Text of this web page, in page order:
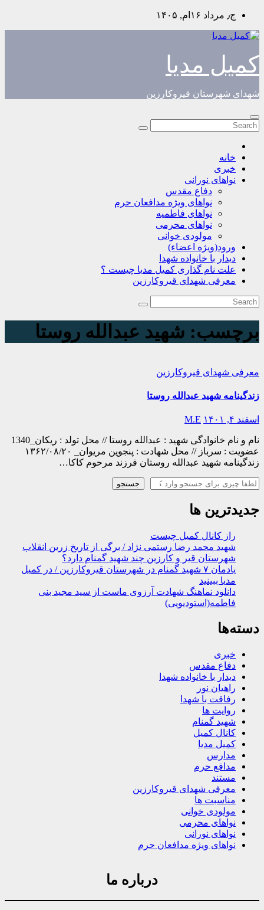
Skip
content
ج٫ مرداد ۱۶ام, ۱۴۰۵
کمیل مدیا
شهدای شهرستان قیروکارزین
خانه
خبری
نواهای نورانی
دفاع مقدس
نواهای ویژه مدافعان حرم
نواهای فاطمیه
نواهای محرمی
مولودی خوانی
ورود(ویژه اعضاء)
دیدار با خانواده شهدا
علت نام گذاری کمیل مدیا چیست ؟
معرفی شهدای قیروکارزین
برچسب: شهید عبدالله روستا
معرفی شهدای قیروکارزین
زندگینامه شهید عبدالله روستا
اسفند ۴, ۱۴۰۱ M.E
نام و نام خانوادگی شهید : عبدالله روستا // محل تولد : ریکان_1340
عضویت : سرباز // محل شهادت : پنجوین مریوان_ ۱۳۶۲/۰۸/۲۰
زندگینامه شهید عبدالله روستان فرزند مرحوم کاکا…
جستجو
جستجو
جدیدترین ها
راز کانال کمیل چیست
شهید محمد رضا رستمی نژاد / برگی از تاریخ زرین انقلاب
شهرستان قیر و کارزین چند شهید گمنام دارد؟
یادمان ۷ شهید گمنام در شهرستان قیروکارزین / در کمیل
مدیا ببینید
دانلود نماهنگ شهادت آرزوی ماست از سید مجید بنی
فاطمه(استودیویی)
دسته‌ها
خبری
دفاع مقدس
دیدار با خانواده شهدا
راهیان نور
رفاقت با شهدا
روایت ها
شهید گمنام
کانال کمیل
کمیل مدیا
مدارس
مدافع حرم
مستند
معرفی شهدای قیروکارزین
مناسبت ها
مولودی خوانی
نواهای محرمی
نواهای نورانی
نواهای ویژه مدافعان حرم
درباره ما